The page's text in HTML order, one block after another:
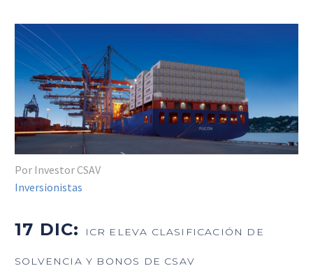
Por Investor CSAV
Inversionistas
17 DIC: ICR ELEVA CLASIFICACIÓN DE
SOLVENCIA Y BONOS DE CSAV